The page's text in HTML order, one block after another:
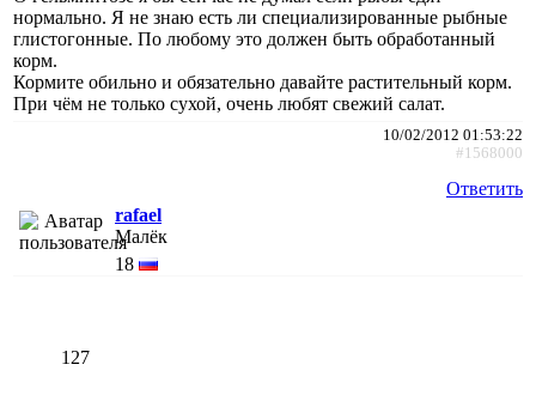
нормально. Я не знаю есть ли специализированные рыбные
глистогонные. По любому это должен быть обработанный
корм.
Кормите обильно и обязательно давайте растительный корм.
При чём не только сухой, очень любят свежий салат.
10/02/2012 01:53:22
#1568000
Ответить
rafael
Малёк
18
127